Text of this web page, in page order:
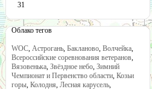
31
Облако тегов
WOC, Астрогань, Бакланово, Волчейка,
Всероссийские соревнования ветеранов,
Вязовенька, Звёздное небо, Зимний
Чемпионат и Первенство области, Козьи
горы, Колодня, Лесная карусель,